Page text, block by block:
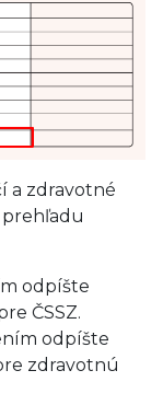
a zdravotné
odpíšte
ČSSZ.
odpíšte
zdravotnú